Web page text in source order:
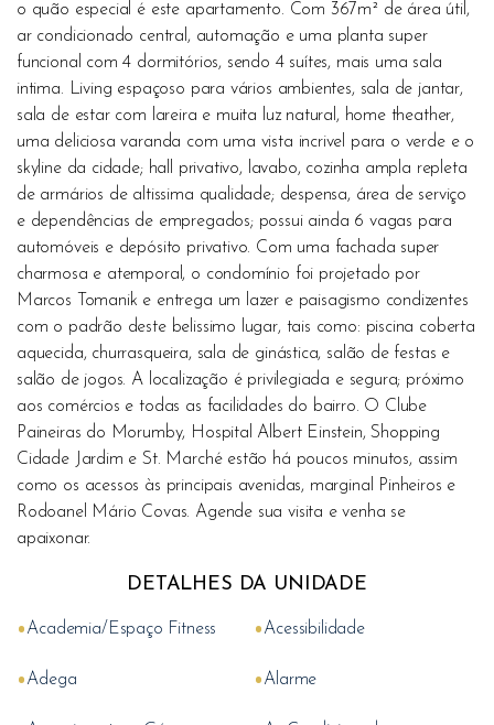
o quão especial é este apartamento. Com 367m² de área útil,
ar condicionado central, automação e uma planta super
funcional com 4 dormitórios, sendo 4 suítes, mais uma sala
intima. Living espaçoso para vários ambientes, sala de jantar,
sala de estar com lareira e muita luz natural, home theather,
uma deliciosa varanda com uma vista incrivel para o verde e o
skyline da cidade; hall privativo, lavabo, cozinha ampla repleta
de armários de altissima qualidade; despensa, área de serviço
e dependências de empregados; possui ainda 6 vagas para
automóveis e depósito privativo. Com uma fachada super
charmosa e atemporal, o condomínio foi projetado por
Marcos Tomanik e entrega um lazer e paisagismo condizentes
com o padrão deste belissimo lugar, tais como: piscina coberta
aquecida, churrasqueira, sala de ginástica, salão de festas e
salão de jogos. A localização é privilegiada e segura; próximo
aos comércios e todas as facilidades do bairro. O Clube
Paineiras do Morumby, Hospital Albert Einstein, Shopping
Cidade Jardim e St. Marché estão há poucos minutos, assim
como os acessos às principais avenidas, marginal Pinheiros e
Rodoanel Mário Covas. Agende sua visita e venha se
apaixonar.
DETALHES DA UNIDADE
•Academia/Espaço Fitness •Acessibilidade
•Adega •Alarme